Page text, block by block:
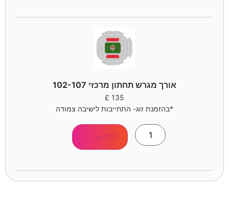
אורך מגרש תחתון מרכזי 102-107
135
£
*בהזמנת זוג- התחייבות לישיבה צמודה
לרכישה >